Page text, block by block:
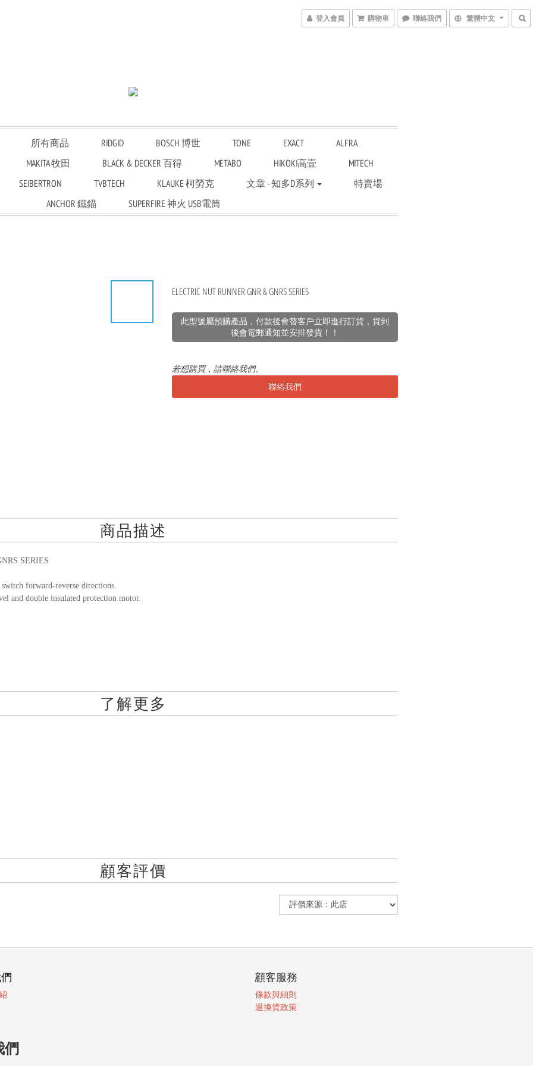
登入會員 購物車 聯絡我們 繁體中文
所有商品 RIDGID BOSCH 博世 TONE EXACT
ALFRA
MAKITA 牧田
BLACK & DECKER 百得 METABO HIKOKI高壹
MITECH
SEIBERTRON
TVBTECH KLAUKE 柯勞克 文章 - 知多D系列
特賣場
ANCHOR 鐵錨
SUPERFIRE 神火 USB電筒
ELECTRIC NUT RUNNER GNR & GNRS SERIES
此型號屬預購產品，付款後會替客戶立即進行訂貨，貨到
後會電郵通知並安排發貨！！
若想購買，請聯絡我們。
聯絡我們
商品描述
SERIES
forward-reverse directions.
and double insulated protection motor.
了解更多
顧客評價
顧客服務
條款與細則
退換貨政策
們